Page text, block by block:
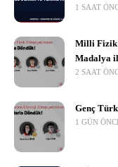
1 SAAT
Milli Fizik
Madalya
2 SAAT
Genç
1 GÜN